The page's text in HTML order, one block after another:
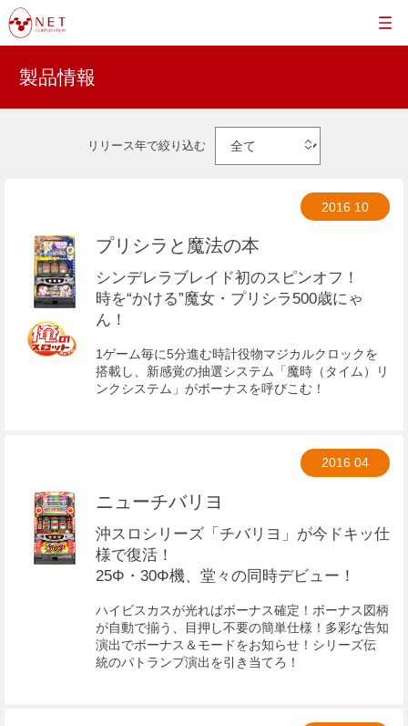
製品情報
リリース年で絞り込む
プリシラと魔法の本
シンデレラブレイド初のスピンオフ！
時を“かける”魔女・プリシラ500歳にゃ
ん！
2016 10
1ゲーム毎に5分進む時計役物マジカルクロックを
搭載し、新感覚の抽選システム「魔時（タイム）リ
ンクシステム」がボーナスを呼びこむ！
ニューチバリヨ
沖スロシリーズ「チバリヨ」が今ドキッ仕
様で復活！
25Φ・30Φ機、堂々の同時デビュー！
2016 04
ハイビスカスが光ればボーナス確定！ボーナス図柄
が自動で揃う、目押し不要の簡単仕様­！多彩な告知
演出で­ボーナス＆モードをお知らせ！シリーズ伝
統­のパトランプ演出を引き当てろ！